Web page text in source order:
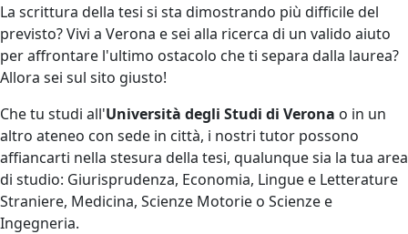
La scrittura della tesi si sta dimostrando più difficile del
previsto? Vivi a Verona e sei alla ricerca di un valido aiuto
per affrontare l'ultimo ostacolo che ti separa dalla laurea?
Allora sei sul sito giusto!
Che tu studi all'Università degli Studi di Verona o in un
altro ateneo con sede in città, i nostri tutor possono
affiancarti nella stesura della tesi, qualunque sia la tua area
di studio: Giurisprudenza, Economia, Lingue e Letterature
Straniere, Medicina, Scienze Motorie o Scienze e
Ingegneria.